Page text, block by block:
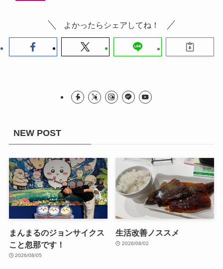
よかったらシェアしてね！
NEW POST
まんまるのジョンサイクス
こと忽那です！
2026/08/05
生活改善ノススメ
2026/08/02